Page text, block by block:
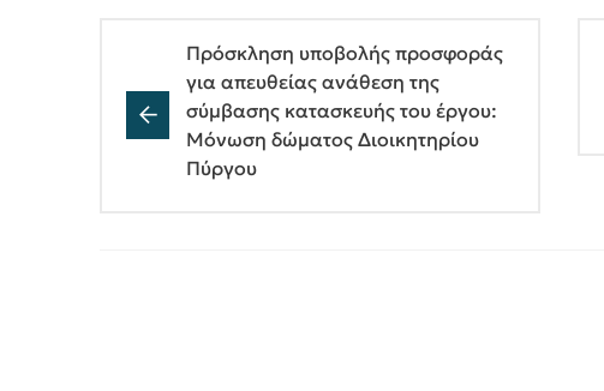
Πρόσκληση υποβολής προσφοράς
για απευθείας ανάθεση της
σύμβασης κατασκευής του έργου:
Μόνωση δώματος Διοικητηρίου
Πύργου